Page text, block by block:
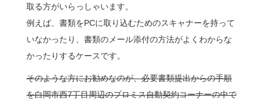
取る方がいらっしゃいます。
例えば、書類をPCに取り込むためのスキャナーを持って
いなかったり、書類のメール添付の方法がよくわからな
かったりするケースです。
そのような方にお勧めなのが、必要書類提出からの手順
を白岡市西7丁目周辺のプロミス自動契約コーナーの中で